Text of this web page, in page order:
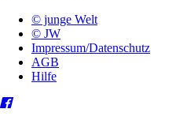
© junge Welt
© JW
Impressum/Datenschutz
AGB
Hilfe